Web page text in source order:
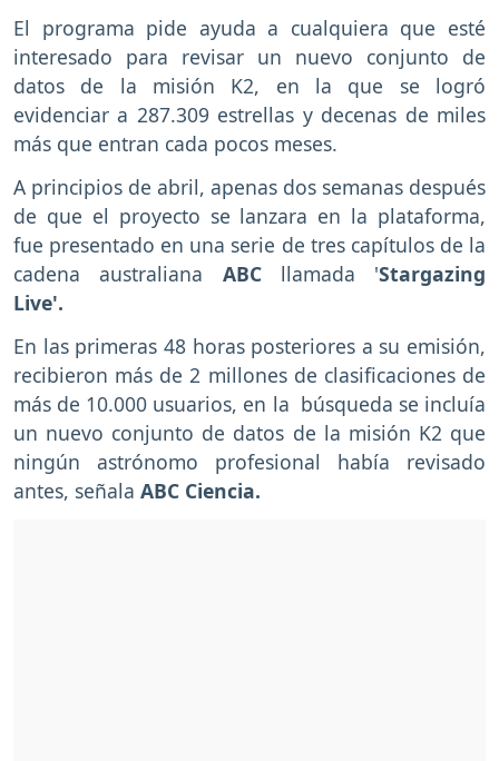
El programa pide ayuda a cualquiera que esté
interesado para revisar un nuevo conjunto de
datos de la misión K2, en la que se logró
evidenciar a 287.309 estrellas y decenas de miles
más que entran cada pocos meses.
A principios de abril, apenas dos semanas después
de que el proyecto se lanzara en la plataforma,
fue presentado en una serie de tres capítulos de la
cadena australiana ABC llamada 'Stargazing
Live'.
En las primeras 48 horas posteriores a su emisión,
recibieron más de 2 millones de clasificaciones de
más de 10.000 usuarios, en la búsqueda se incluía
un nuevo conjunto de datos de la misión K2 que
ningún astrónomo profesional había revisado
antes, señala ABC Ciencia.